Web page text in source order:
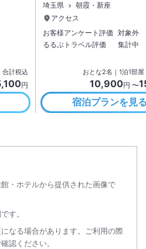
合計税込
円
埼玉県
朝霞・新座
アクセス
お客様アンケート評価 対象外
るるぶトラベル評価
集計中
おとな2名 ｜ 1泊1部屋
10,900円 〜
宿泊プランを見
・ホテルから提供された画像で
す。
なる場合があります。ご利用の際
認ください。